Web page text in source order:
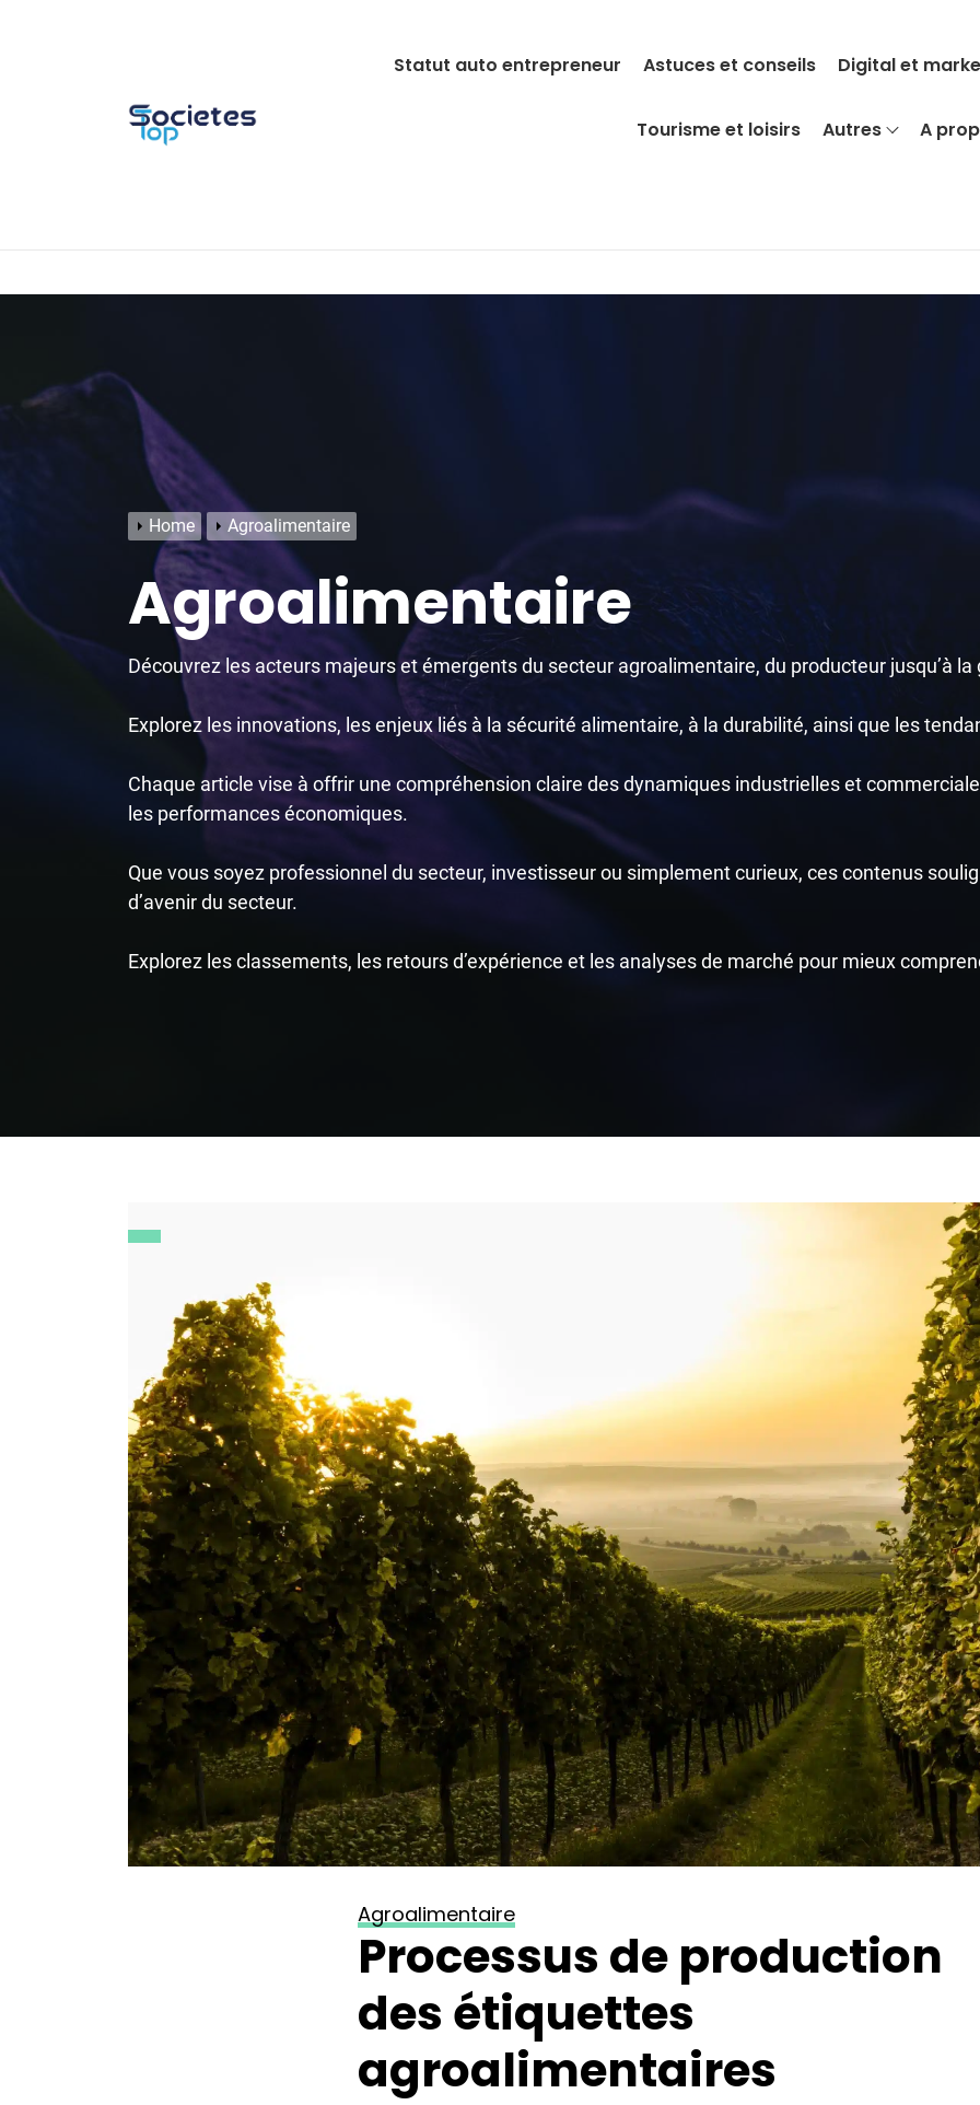
Statut auto entrepreneur Astuces et conseils Digital et
Tourisme et loisirs Autres A
Home Agroalimentaire
Agroalimentaire
Découvrez les acteurs majeurs et émergents du secteur agroalimentaire, du producteur jusqu’à
Explorez les innovations, les enjeux liés à la sécurité alimentaire, à la durabilité, ainsi que les
Chaque article vise à offrir une compréhension claire des dynamiques industrielles et
les performances économiques.
Que vous soyez professionnel du secteur, investisseur ou simplement curieux, ces contenus
d’avenir du secteur.
Explorez les classements, les retours d’expérience et les analyses de marché pour mieux
Agroalimentaire
Processus de production
des étiquettes
agroalimentaires